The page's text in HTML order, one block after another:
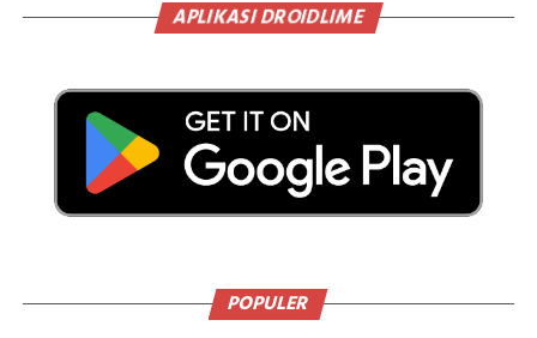
APLIKASI DROIDLIME
POPULER